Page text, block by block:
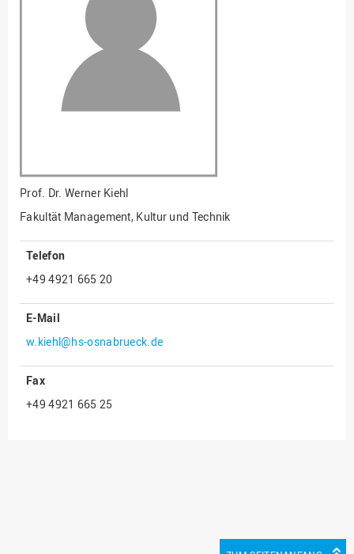
Fakultät Management,
Kultur und Technik
Fakultät Wirtschafts- und
Sozialwissenschaften
Finanzen
Gesellschaftliches
Hochschulleitung
Hochschulplanung/-
Innenrevision
Institut für Musik
IT Service Center
Kommunikation und
Prof. Dr. Werner Kiehl
Fakultät Management, Kultur und Technik
Telefon
+49 4921 665 20
E-Mail
w.kiehl@hs-osnabrueck.de
Fax
+49 4921 665 25